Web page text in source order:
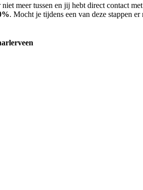
meer tussen en jij hebt direct contact
. Mocht je tijdens een van deze stappen